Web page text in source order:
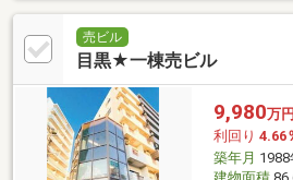
売ビル
目黒★一棟売ビル
9,980万円
利回り 4.66
築年月